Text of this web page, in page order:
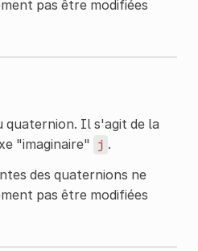
pas être modifiées
quaternion. Il s'agit de la
"imaginaire"
j .
des quaternions ne
pas être modifiées